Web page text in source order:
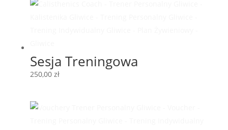
Sesja Treningowa
250,00 zł